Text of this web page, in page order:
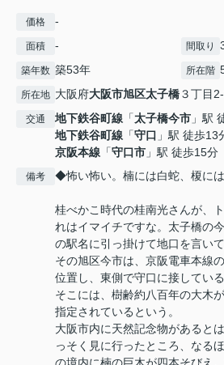
価格 -
面積 - 間取り
築年数 築53年 所在階
所在地 大阪府大阪市旭区太子橋３丁目
交通 地下鉄谷町線 「太子橋今市 」駅
地下鉄谷町線 「守口 」駅 徒歩13
京阪本線 「守口市 」駅 徒歩15分
備考 ◆怖い怖い。楠には白蛇、榎には
桂べかこ時代の桂南光さんが、
れはイマイチですな。太子橋の
の駅名に引っ掛けて地口を言いて
その旭区今市は、京阪電車本線
位置し、東側で守口に接している
そこには、樹齢約八百年の大木
指定されているという。
大阪市内に天然記念物があると
っそく見に行ったところ、なる